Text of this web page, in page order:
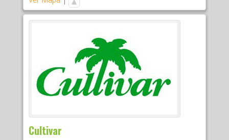
Cultivar